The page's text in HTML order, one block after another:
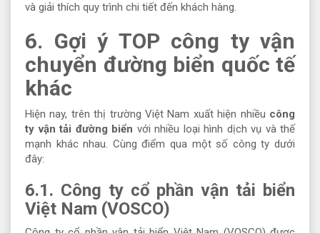
và giải thích quy trình chi tiết đến khách hàng.
6. Gợi ý TOP công ty vận
chuyển đường biển quốc tế
khác
Hiện nay, trên thị trường Việt Nam xuất hiện nhiều công
ty vận tải đường biển với nhiều loại hình dịch vụ và thế
mạnh khác nhau. Cùng điểm qua một số công ty dưới
đây:
6.1. Công ty cổ phần vận tải biển
Việt Nam (VOSCO)